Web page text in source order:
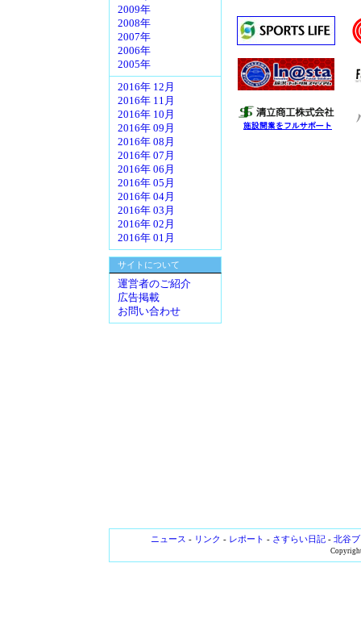
2009年
2008年
2007年
2006年
2005年
2016年 12月
2016年 11月
2016年 10月
2016年 09月
2016年 08月
2016年 07月
2016年 06月
2016年 05月
2016年 04月
2016年 03月
2016年 02月
2016年 01月
サイトについて
運営者のご紹介
広告掲載
お問い合わせ
ニュース - リンク - レポート - さすらい日記- 北谷